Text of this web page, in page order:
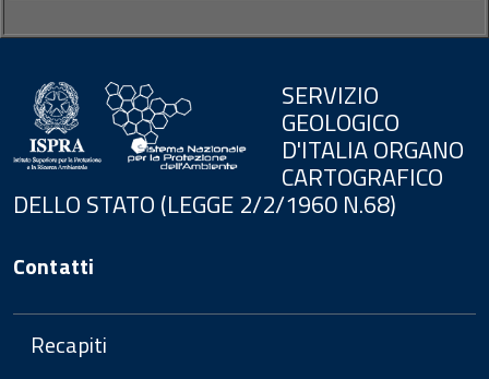
SERVIZIO
GEOLOGICO
D'ITALIA ORGANO
CARTOGRAFICO
DELLO STATO (LEGGE 2/2/1960 N.68)
Contatti
Recapiti